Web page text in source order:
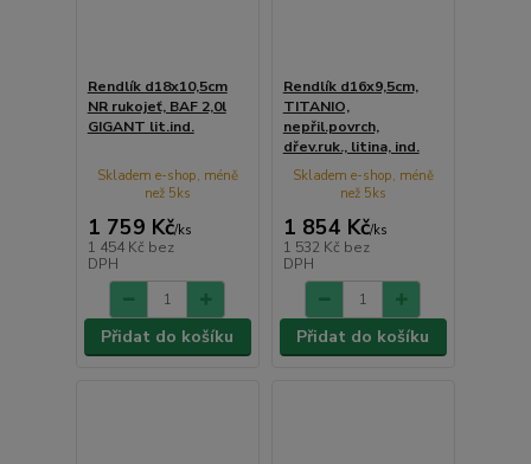
Rendlík d18x10,5cm
NR rukojeť, BAF 2,0l
GIGANT lit.ind.
1 759 Kč/ks
1 454 Kč bez
DPH
Skladem e-shop, méně
než 5ks
Přidat do košíku
Rendlík d16x9,5cm,
TITANIO,
nepřil.povrch,
dřev.ruk., litina, ind.
1 854 Kč/ks
1 532 Kč bez
DPH
Skladem e-shop, méně
než 5ks
Přidat do košíku